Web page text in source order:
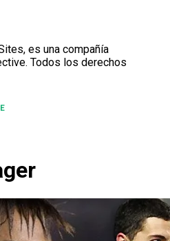
es una compañía
Todos los derechos